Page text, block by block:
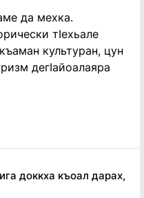
доккха къоал дарах,
да мехка.
тӏехьале
культуран, цун
дегӏайоалаяра